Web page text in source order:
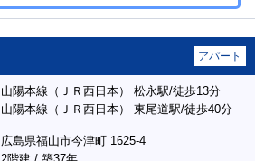
アパート
山陽本線（ＪＲ西日本） 松永駅/徒歩13分
山陽本線（ＪＲ西日本） 東尾道駅/徒歩40分
広島県福山市今津町 1625-4